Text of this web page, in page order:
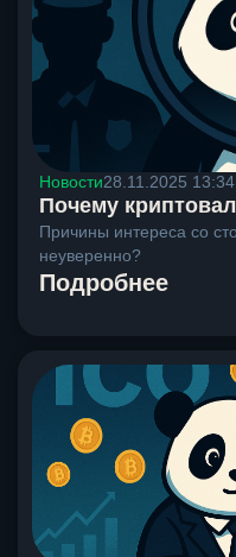
Новости28.11.2025 13:34
Почему
Причины интереса со
неуверенно?
Подробнее